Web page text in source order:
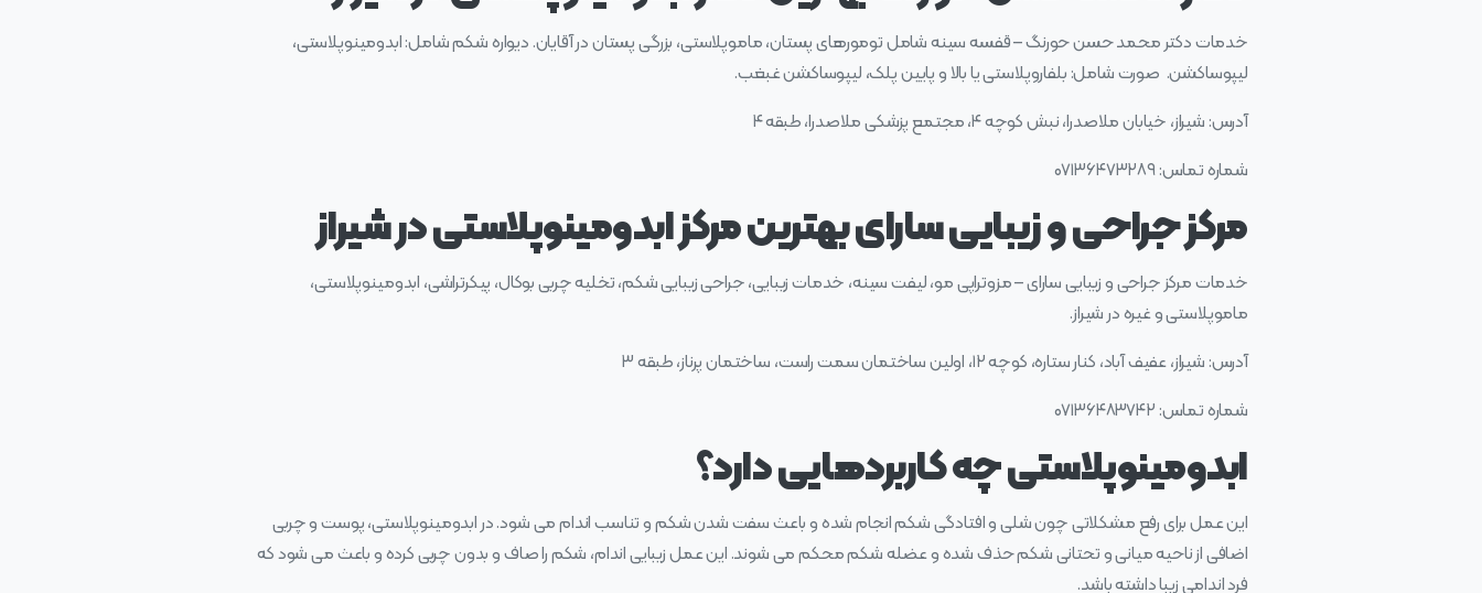
خدمات دکتر محمد حسن حورنگ – قفسه سینه شامل تومورهای پستان، ماموپلاستی، بزرگی پستان در آقایان. دیواره شکم شامل: ابدومینوپلاستی،
لیپوساکشن. صورت شامل: بلفاروپلاستی یا بالا و پایین پلک، لیپوساکشن غبغب.
آدرس: شیراز، خیابان ملاصدرا، نبش کوچه ۴، مجتمع پزشکی ملاصدرا، طبقه ۴
شماره تماس: ۰۷۱۳۶۴۷۳۲۸۹
مرکز جراحی و زیبایی سارای بهترین مرکز ابدومینوپلاستی در شیراز
خدمات مرکز جراحی و زیبایی سارای – مزوتراپی مو، لیفت سینه، خدمات زیبایی، جراحی زیبایی شکم، تخلیه چربی بوکال، پیکرتراشی، ابدومینوپلاستی،
ماموپلاستی و غیره در شیراز.
آدرس: شیراز، عفیف آباد، کنار ستاره، کوچه ۱۲، اولین ساختمان سمت راست، ساختمان پرناز، طبقه ۳
شماره تماس: ۰۷۱۳۶۴۸۳۷۴۲
ابدومینوپلاستی چه کاربردهایی دارد؟
این عمل برای رفع مشکلاتی چون شلی و افتادگی شکم انجام شده و باعث سفت شدن شکم و تناسب اندام می شود. در ابدومینوپلاستی، پوست و چربی
اضافی از ناحیه میانی و تحتانی شکم حذف شده و عضله شکم محکم می شوند. این عمل زیبایی اندام، شکم را صاف و بدون چربی کرده و باعث می شود که
فرد اندامی زیبا داشته باشد.